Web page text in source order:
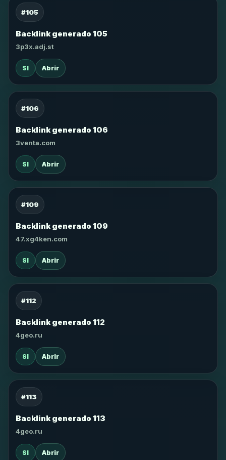
#105
Backlink generado 105
3p3x.adj.st
SI Abrir
#106
Backlink generado 106
3venta.com
SI Abrir
#109
Backlink generado 109
47.xg4ken.com
SI Abrir
#112
Backlink generado 112
4geo.ru
SI Abrir
#113
Backlink generado 113
4geo.ru
SI Abrir